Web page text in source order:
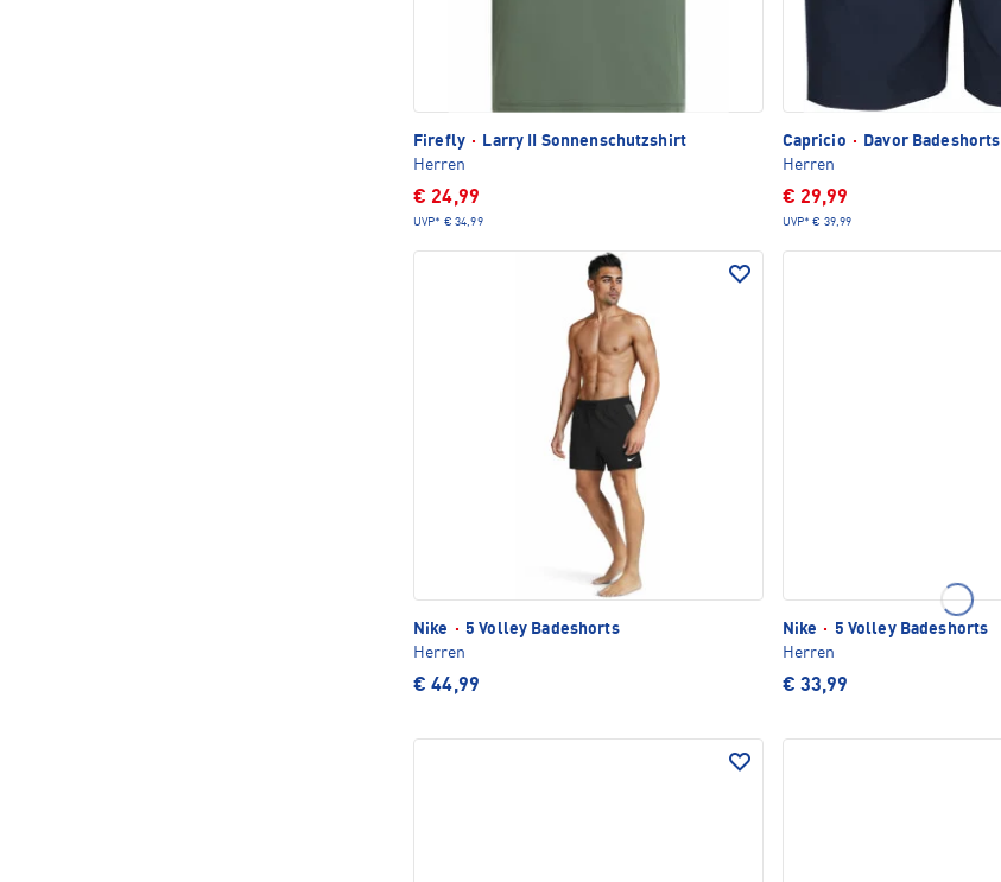
Firefly ·
Larry II Sonnenschutzshirt
Herren
€ 24,99
UVP* € 34,99
Capricio ·
Davor Badeshorts
Herren
€ 29,99
UVP* € 39,99
Nike · 5 Volley Badeshorts
Herren
€ 44,99
Nike · 5 Volley Badeshorts
Herren
€ 33,99